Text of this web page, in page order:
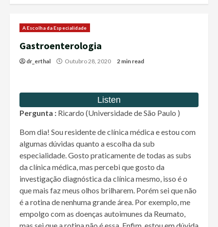
A Escolha da Especialidade
Gastroenterologia
dr_erthal Outubro 28, 2020 2 min read
Pergunta : Ricardo (Universidade de São Paulo )
Bom dia! Sou residente de clínica médica e estou com
algumas dúvidas quanto a escolha da sub
especialidade. Gosto praticamente de todas as subs
da clínica médica, mas percebi que gosto da
investigação diagnóstica da clínica mesmo, isso é o
que mais faz meus olhos brilharem. Porém sei que não
é a rotina de nenhuma grande área. Por exemplo, me
empolgo com as doenças autoimunes da Reumato,